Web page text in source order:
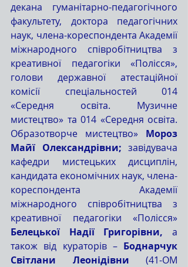
декана гуманітарно-педагогічного
факультету, доктора педагогічних
наук, члена-кореспондента Академії
міжнародного співробітництва з
креативної педагогіки «Полісся»,
голови державної атестаційної
комісії спеціальностей 014
«Середня освіта. Музичне
мистецтво» та 014 «Середня освіта.
Образотворче мистецтво» Мороз
Майї Олександрівни; завідувача
кафедри мистецьких дисциплін,
кандидата економічних наук, члена-
кореспондента Академії
міжнародного співробітництва з
Белецької Надії Григорівни, а
також від кураторів – Боднарчук
Світлани Леонідівни (41-ОМ